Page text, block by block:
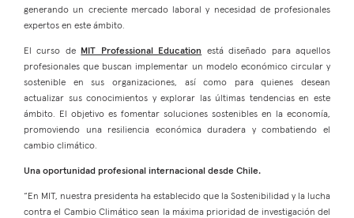
generando un creciente mercado laboral y necesidad de profesionales
expertos en este ámbito.
El curso de MIT Professional Education
está diseñado para aquellos
profesionales que buscan implementar un modelo económico circular y
sostenible en sus organizaciones, así como para quienes desean
actualizar sus conocimientos y explorar las últimas tendencias en este
ámbito. El objetivo es fomentar soluciones sostenibles en la economía,
promoviendo una resiliencia económica duradera y combatiendo el
cambio climático.
Una oportunidad profesional internacional desde Chile.
“En MIT, nuestra presidenta ha establecido que la Sostenibilidad y la lucha
contra el Cambio Climático sean la máxima prioridad de investigación del